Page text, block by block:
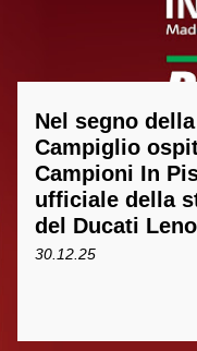
Nel segno
Campiglio
Campioni In
ufficiale della
del Ducati
30.12.25